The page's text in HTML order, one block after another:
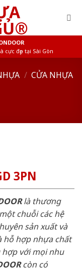
đẹp tại Sài Gòn
/ CỬA NHỰA
3PN
là thương
chuỗi các hệ
sản xuất và
hỗ hợp nhựa chất
với mọi nhu
còn có